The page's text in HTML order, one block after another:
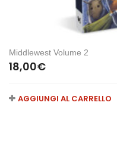
Middlewest Volume 2
18,00€
AGGIUNGI AL CARRELLO